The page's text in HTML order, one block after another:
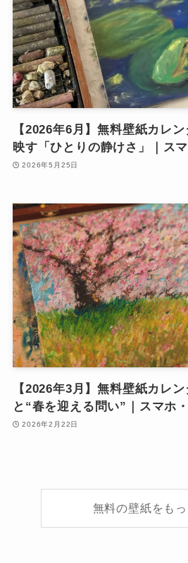
【2026年6月】無料壁紙カレ
映す「ひとりの静けさ」｜ス
2026年5月25日
【2026年3月】無料壁紙カレ
と“春を迎える問い”｜スマホ
2026年2月22日
無料の壁紙をも